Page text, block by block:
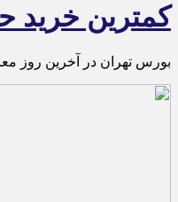
کمترین خرید
بورس تهران در آخرین روز